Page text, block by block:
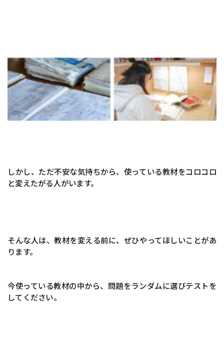
しかし、ただ不安な気持ちから、使っている教材をコロコロ
と変えたがる人がいます。
そんな人は、教材を変える前に、ぜひやってほしいことがあ
ります。
今使っている教材の中から、問題をランダムに選びテストを
してください。